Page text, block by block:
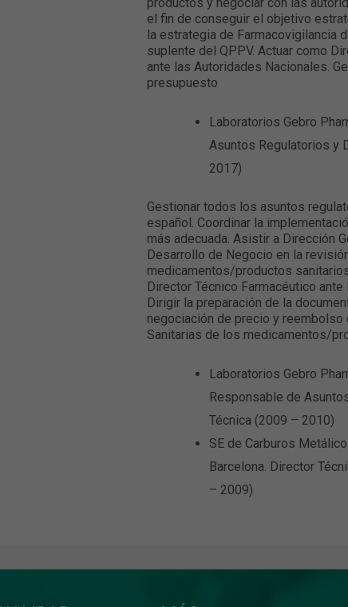
el fin de conseguir el objetivo
la estrategia de Farmacovigilancia
suplente del QPPV. Actuar como
ante las Autoridades Nacionales.
presupuesto
Laboratorios Gebro
Asuntos Regulatorios y
2017)
Gestionar todos los asuntos
español. Coordinar la
más adecuada. Asistir a Dirección
Desarrollo de Negocio en la
medicamentos/productos
Director Técnico Farmacéutico
Dirigir la preparación de la
negociación de precio y reembolso
Sanitarias de los medicamentos/
Laboratorios Gebro
Responsable de
Técnica (2009 – 2010)
SE de Carburos
Barcelona. Director
– 2009)